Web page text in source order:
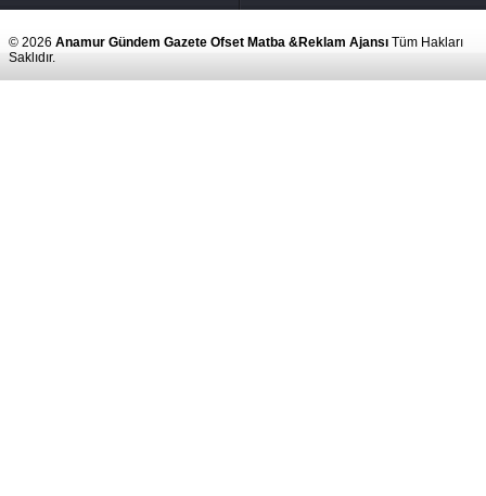
© 2026 Anamur Gündem Gazete Ofset Matba &Reklam Ajansı Tüm Hakları
Saklıdır.